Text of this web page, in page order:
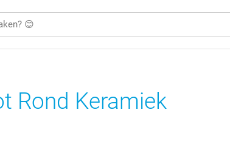
Rond Keramiek